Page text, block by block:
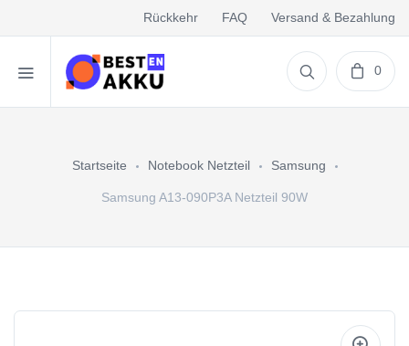
Rückkehr FAQ Versand & Bezahlung
0
Startseite Notebook Netzteil Samsung
Samsung A13-090P3A Netzteil 90W